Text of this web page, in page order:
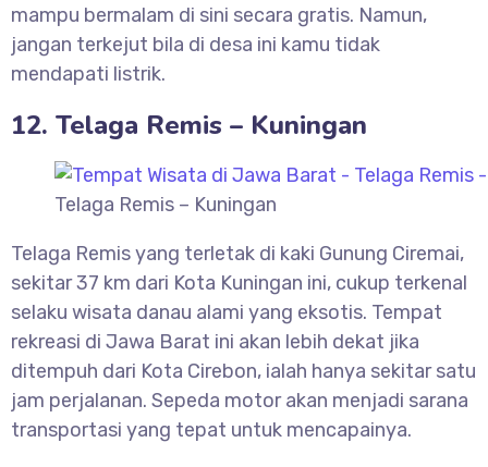
mampu bermalam di sini secara gratis. Namun,
jangan terkejut bila di desa ini kamu tidak
mendapati listrik.
12. Telaga Remis – Kuningan
Telaga Remis – Kuningan
Telaga Remis yang terletak di kaki Gunung Ciremai,
sekitar 37 km dari Kota Kuningan ini, cukup terkenal
selaku wisata danau alami yang eksotis. Tempat
rekreasi di Jawa Barat ini akan lebih dekat jika
ditempuh dari Kota Cirebon, ialah hanya sekitar satu
jam perjalanan. Sepeda motor akan menjadi sarana
transportasi yang tepat untuk mencapainya.